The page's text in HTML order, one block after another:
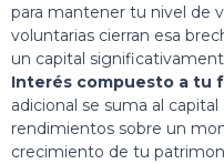
para mantener tu nivel de
voluntarias cierran esa
un capital
Interés compuesto a tu
adicional se suma al
rendimientos sobre un
crecimiento de tu